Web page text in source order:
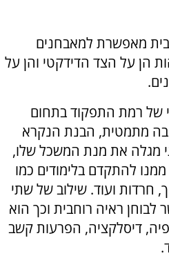
מאפשרת למאבחנים
הן על הצד הדידקטי והן על
של רמת התפקוד בתחום
מתמטית, הבנת הנקרא
מגלה את מנת המשכל שלו,
להתקדם בלימודים כמו
חרדות ועוד. שילוב של שתי
ראיה רוחבית וכך הוא
דיסלקציה, הפרעות קשב